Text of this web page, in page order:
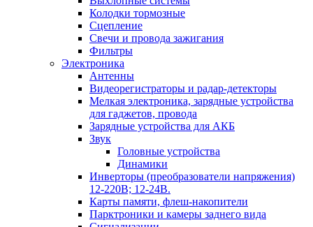
Колодки тормозные
Сцепление
Свечи и провода зажигания
Фильтры
Электроника
Антенны
Видеорегистраторы и радар-детекторы
Мелкая электроника, зарядные устройства
для гаджетов, провода
Зарядные устройства для АКБ
Звук
Головные устройства
Динамики
Инверторы (преобразователи напряжения)
12-220В; 12-24В.
Карты памяти, флеш-накопители
Парктроники и камеры заднего вида